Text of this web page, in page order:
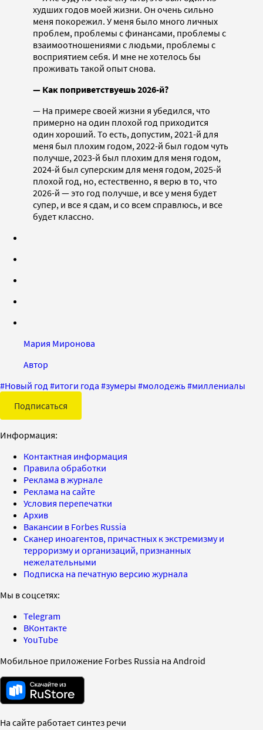
худших годов моей жизни. Он очень сильно
меня покорежил. У меня было много личных
проблем, проблемы с финансами, проблемы с
взаимоотношениями с людьми, проблемы с
восприятием себя. И мне не хотелось бы
проживать такой опыт снова.
— Как поприветствуешь 2026-й?
— На примере своей жизни я убедился, что
примерно на один плохой год приходится
один хороший. То есть, допустим, 2021-й для
меня был плохим годом, 2022-й был годом чуть
получше, 2023-й был плохим для меня годом,
2024-й был суперским для меня годом, 2025-й
плохой год, но, естественно, я верю в то, что
2026-й — это год получше, и все у меня будет
супер, и все я сдам, и со всем справлюсь, и все
будет классно.
Мария Миронова
Автор
#Новый год #итоги года #зумеры #молодежь#миллениалы
Подписаться
Информация:
Контактная информация
Правила обработки
Реклама в журнале
Реклама на сайте
Условия перепечатки
Архив
Вакансии в Forbes Russia
Сканер иноагентов, причастных к экстремизму и
терроризму и организаций, признанных
нежелательными
Подписка на печатную версию журнала
Мы в соцсетях:
Telegram
ВКонтакте
YouTube
Мобильное приложение Forbes Russia на Android
На сайте работает синтез речи